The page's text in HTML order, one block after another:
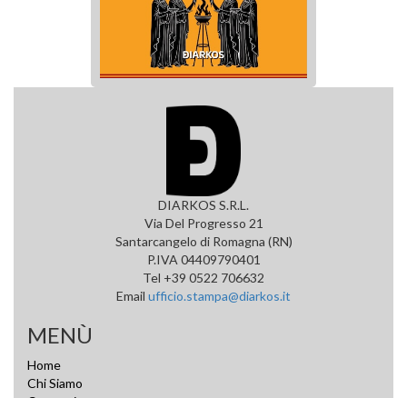
DIARKOS S.R.L.
Via Del Progresso 21
Santarcangelo di Romagna (RN)
P.IVA 04409790401
Tel +39 0522 706632
Email ufficio.stampa@diarkos.it
MENÙ
Home
Chi Siamo